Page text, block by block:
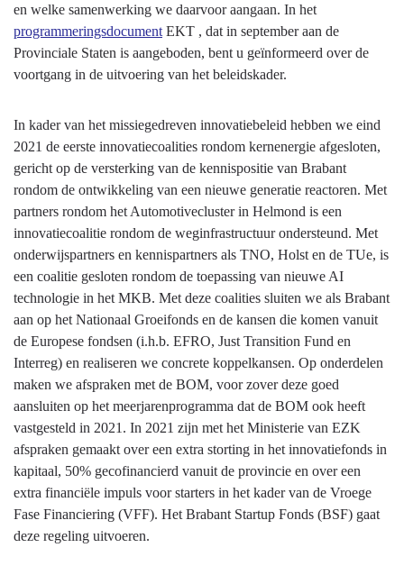
Economie,
Kennis
Talentontwikkeling
Inleiding
en welke samenwerking we daarvoor aangaan. In het
programmeringsdocument EKT , dat in september aan de
Provinciale Staten is aangeboden, bent u geïnformeerd over de
voortgang in de uitvoering van het beleidskader.
In kader van het missiegedreven innovatiebeleid hebben we eind
2021 de eerste innovatiecoalities rondom kernenergie afgesloten,
gericht op de versterking van de kennispositie van Brabant
rondom de ontwikkeling van een nieuwe generatie reactoren. Met
partners rondom het Automotivecluster in Helmond is een
innovatiecoalitie rondom de weginfrastructuur ondersteund. Met
onderwijspartners en kennispartners als TNO, Holst en de TUe, is
een coalitie gesloten rondom de toepassing van nieuwe AI
technologie in het MKB. Met deze coalities sluiten we als Brabant
aan op het Nationaal Groeifonds en de kansen die komen vanuit
de Europese fondsen (i.h.b. EFRO, Just Transition Fund en
Interreg) en realiseren we concrete koppelkansen. Op onderdelen
maken we afspraken met de BOM, voor zover deze goed
aansluiten op het meerjarenprogramma dat de BOM ook heeft
vastgesteld in 2021. In 2021 zijn met het Ministerie van EZK
afspraken gemaakt over een extra storting in het innovatiefonds in
kapitaal, 50% gecofinancierd vanuit de provincie en over een
extra financiële impuls voor starters in het kader van de Vroege
Fase Financiering (VFF). Het Brabant Startup Fonds (BSF) gaat
deze regeling uitvoeren.